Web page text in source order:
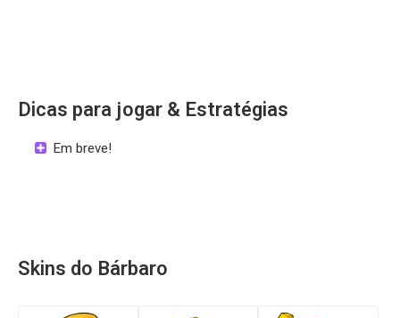
Dicas para jogar & Estratégias
Em breve!
Skins do Bárbaro